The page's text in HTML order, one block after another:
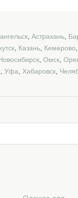
Астрахань
Казань Кемерово
Омск
Уфа Хабаровск